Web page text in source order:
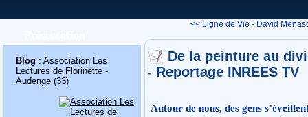
Blog : Association Les
Lectures de Florinette -
Audenge (33)
<< Ligne de Vie - David
De la peinture au
- Reportage INREES TV
Autour de nous, des gens